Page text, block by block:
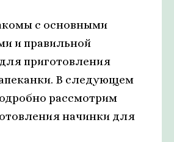
с основными
и правильной
приготовления
В следующем
рассмотрим
начинки для